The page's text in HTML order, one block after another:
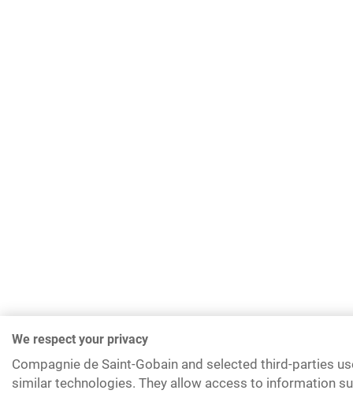
We respect your privacy
Compagnie de Saint-Gobain and selected third-parties
similar technologies. They allow access to information